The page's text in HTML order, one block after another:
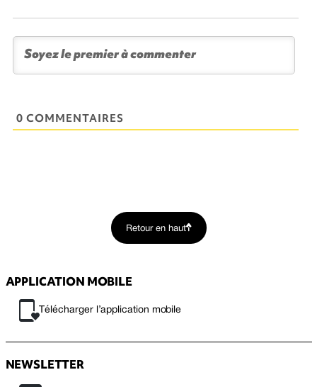
0 COMMENTAIRES
Retour en haut
APPLICATION MOBILE
Télécharger l’application mobile
NEWSLETTER